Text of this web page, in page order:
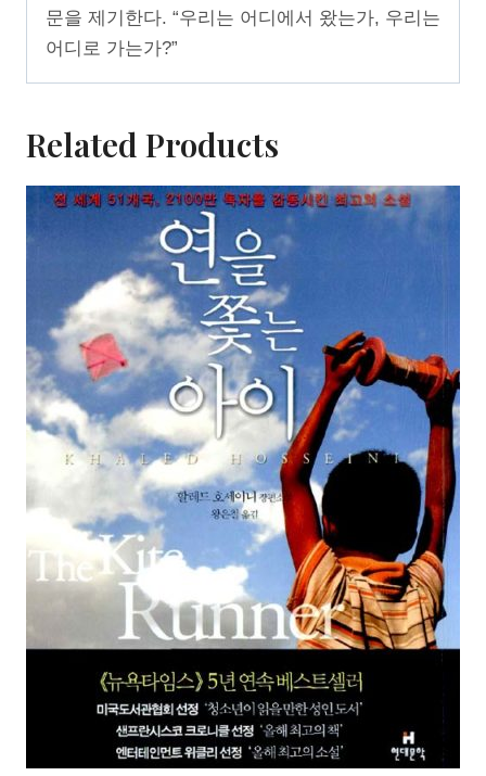
문을 제기한다. “우리는 어디에서 왔는가, 우리는
어디로 가는가?”
Related Products